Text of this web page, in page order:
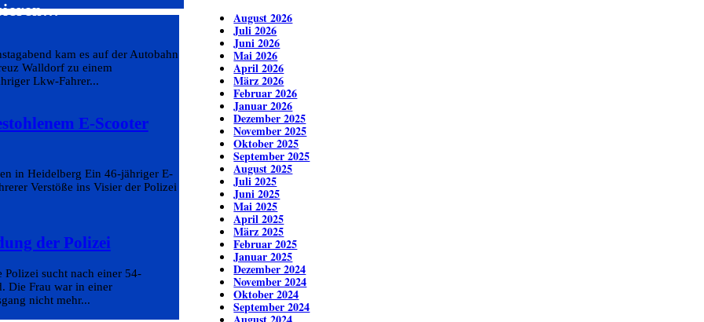
kam es auf der Autobahn
Walldorf zu einem
Lkw-Fahrer...
E-Scooter
in Heidelberg Ein 46-jähriger E-
Verstöße ins Visier der Polizei
der Polizei
sucht nach einer 54-
Die Frau war in einer
nicht mehr...
August 2026
Juli 2026
Juni 2026
Mai 2026
April 2026
März 2026
Februar 2026
Januar 2026
Dezember 2025
November 2025
Oktober 2025
September 2025
August 2025
Juli 2025
Juni 2025
Mai 2025
April 2025
März 2025
Februar 2025
Januar 2025
Dezember 2024
November 2024
Oktober 2024
September 2024